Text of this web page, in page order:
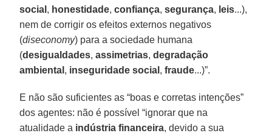
social , honestidade, confiança, segurança, leis...),
nem de corrigir os efeitos externos negativos
(diseconomy) para a sociedade humana
(desigualdades, assimetrias, degradação
ambiental , inseguridade social , fraude...)”.
E não são suficientes as “boas e corretas intenções”
dos agentes: não é possível “ignorar que na
atualidade a indústria financeira, devido a sua